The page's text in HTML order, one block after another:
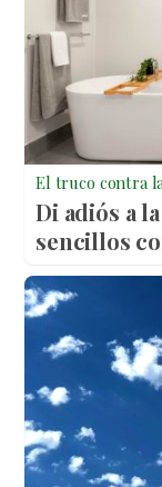
El truco contra
Di adiós a
sencillos